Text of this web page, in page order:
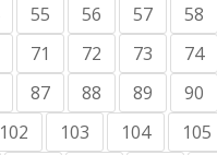
55 56 57
58
71 72 73
74
87 88 89
90
102 103 104
105